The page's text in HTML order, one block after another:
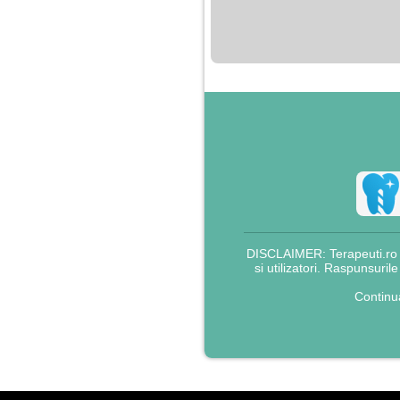
pentru bani.
DISCLAIMER:
si utilizatori.